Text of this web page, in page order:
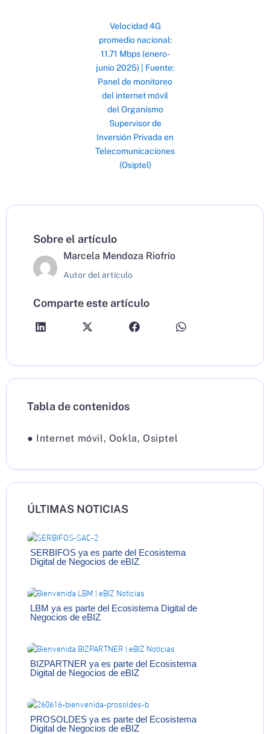
Velocidad 4G
promedio nacional:
11.71 Mbps (enero-
junio 2025) | Fuente:
Panel de monitoreo
del internet móvil
del Organismo
Supervisor de
Inversión Privada en
Telecomunicaciones
(Osiptel)
Sobre el artículo
Marcela Mendoza Riofrío
Autor del artículo
Comparte este artículo
Tabla de contenidos
● Internet móvil, Ookla, Osiptel
ÚLTIMAS NOTICIAS
SERBIFOS ya es parte del Ecosistema
Digital de Negocios de eBIZ
LBM ya es parte del Ecosistema Digital de
Negocios de eBIZ
BIZPARTNER ya es parte del Ecosistema
Digital de Negocios de eBIZ
PROSOLDES ya es parte del Ecosistema
Digital de Negocios de eBIZ